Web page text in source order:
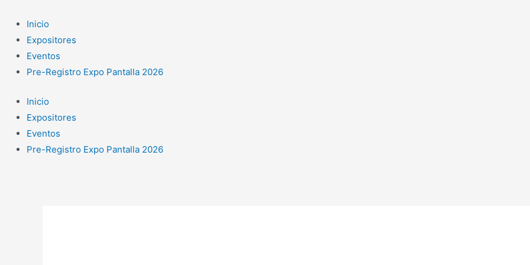
contenido
Inicio
Expositores
Eventos
Pre-Registro Expo Pantalla 2026
Inicio
Expositores
Eventos
Pre-Registro Expo Pantalla 2026